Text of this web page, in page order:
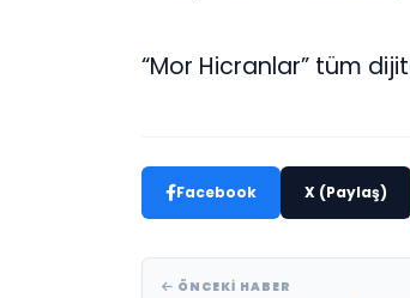
“Mor Hicranlar” tüm
Facebook X (Paylaş)
ÖNCEKI HABER